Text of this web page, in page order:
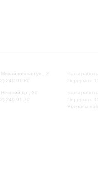
ул., 2
240-01-80
пр., 30
240-01-70
Часы
Перерыв с
Часы
Перерыв с
Вопросы